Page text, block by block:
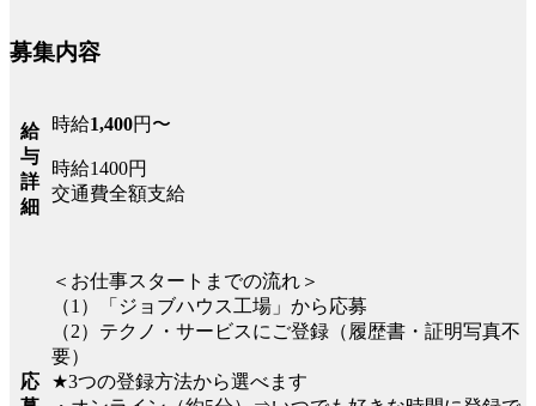
募集内容
給
与
詳
細
時給1,400円〜
時給1400円
交通費全額支給
応
＜お仕事スタートまでの流れ＞
（1）「ジョブハウス工場」から応募
（2）テクノ・サービスにご登録（履歴書・証明写真不
要）
★3つの登録方法から選べます